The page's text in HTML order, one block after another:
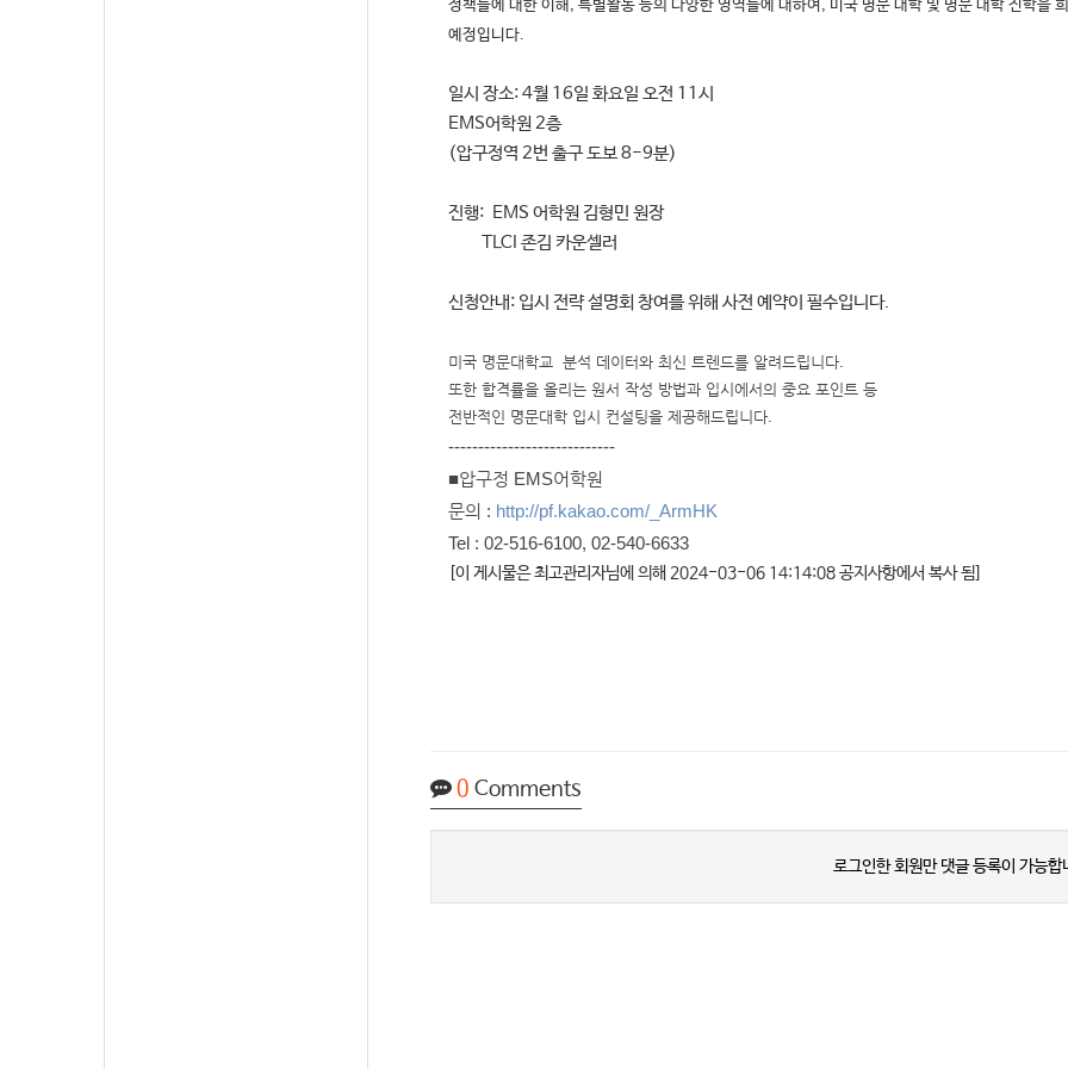
정책들에 대한 이해, 특별활동 등의 다양한 영역들에 대하여, 미국 명문 대학 및 명문 대학 진학을
예정입니다.
일시 장소: 4월 16일 화요일 오전 11시
EMS어학원 2층
(압구정역 2번 출구 도보 8-9분)
진행: EMS 어학원 김형민 원장
TLCI 존김 카운셀러
신청안내: 입시 전략 설명회 창여를 위해 사전 예약이 필수입니다.
미국 명문대학교 분석 데이터와 최신 트렌드를 알려드립니다.
또한 합격률을 올리는 원서 작성 방법과 입시에서의 중요 포인트 등
전반적인 명문대학 입시 컨설팅을 제공해드립니다.
----------------------------
■압구정 EMS어학원
문의 : http://pf.kakao.com/_ArmHK
Tel : 02-516-6100, 02-540-6633
[이 게시물은 최고관리자님에 의해 2024-03-06 14:14:08 공지사항에서 복사 됨]
0 Comments
로그인한 회원만 댓글 등록이 가능합